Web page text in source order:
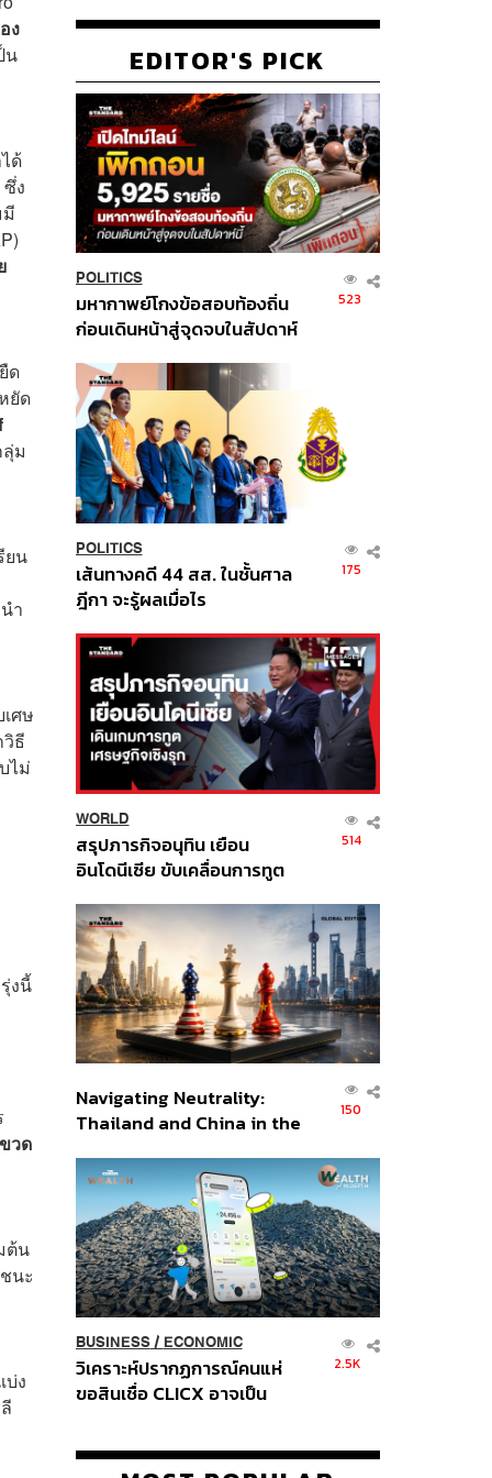
ง
น
ด้
ง
ด
ยัด
ม
ยน
ำ
ศษ
ธี
ไม่
งนี้
วด
ต้น
นะ
ง
EDITOR'S PICK
POLITICS
มหากาพย์โกงข้อสอบท้องถิ่น
ก่อนเดินหน้าสู่จุดจบในสัปดาห์
523
POLITICS
เส้นทางคดี 44 สส. ในชั้นศาล
ฎีกา จะรู้ผลเมื่อไร
175
WORLD
สรุปภารกิจอนุทิน เยือน
อินโดนีเซีย ขับเคลื่อนการทูต
ส่วนยุทธศาสตร์ไทย –
อินโดนีเซีย
514
Navigating Neutrality:
Thailand and China in the
Order
150
BUSINESS/ ECONOMIC
วิเคราะห์ปรากฏการณ์คนแห่
ขอสินเชื่อ CLICX อาจเป็น
ปัญหาหนี้ครัวเรือนไทยที่ถูกซุก
2.5K